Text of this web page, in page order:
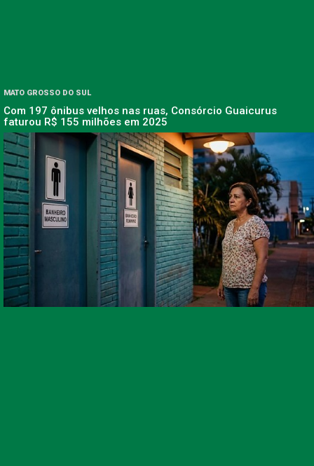
MATO GROSSO DO SUL
Com 197 ônibus velhos nas ruas, Consórcio Guaicurus
faturou R$ 155 milhões em 2025